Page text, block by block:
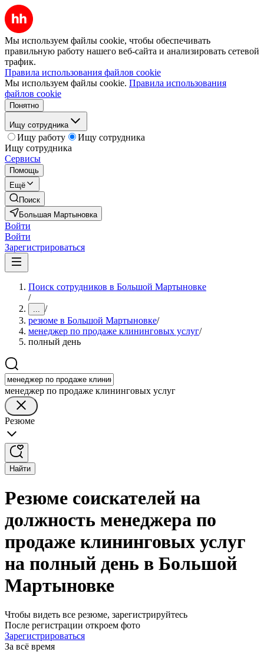
Мы используем файлы cookie, чтобы обеспечивать
правильную работу нашего веб-сайта и анализировать сетевой
трафик.
Правила использования файлов cookie
Мы используем файлы cookie. Правила использования
файлов cookie
Понятно
Ищу сотрудника
Ищу работу
Ищу сотрудника
Ищу сотрудника
Сервисы
Помощь
Ещё
Поиск
Большая Мартыновка
Войти
Войти
Зарегистрироваться
Поиск сотрудников в Большой Мартыновке
/
... /
резюме в Большой Мартыновке/
менеджер по продаже клининговых услуг/
полный день
менеджер по продаже клининговых услуг
Резюме
Найти
Резюме соискателей на
должность менеджера по
продаже клининговых услуг
на полный день в Большой
Мартыновке
Чтобы видеть все резюме, зарегистрируйтесь
После регистрации откроем фото
Зарегистрироваться
За всё время